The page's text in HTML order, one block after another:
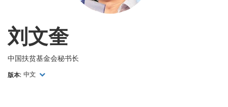
刘文奎
中国扶贫基金会秘书长
版本: 中文